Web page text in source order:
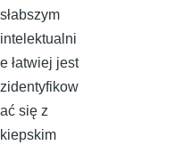
słabszym
intelektualni
e łatwiej jest
zidentyfikow
ać się z
kiepskim